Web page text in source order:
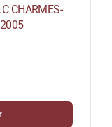
CHARMES-